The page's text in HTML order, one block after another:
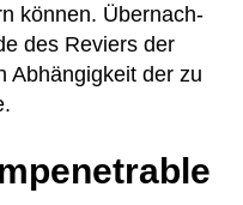
kön­nen. Über­nach­
des Reviers der
Abhän­gig­keit der zu